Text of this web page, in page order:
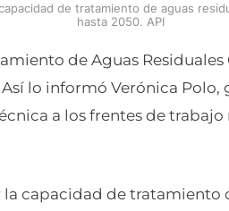
de tratamiento de aguas
hasta 2050. API
de Aguas Residuales
Así lo informó Verónica
a los frentes de
capacidad de tratamiento